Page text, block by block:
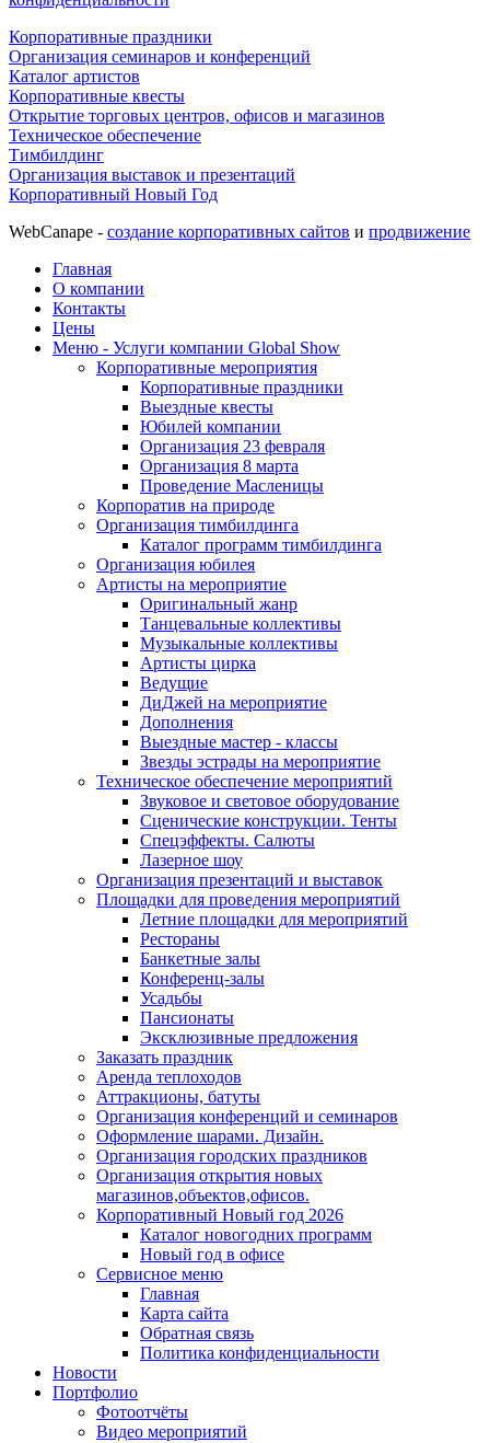
Корпоративные праздники
Организация семинаров и конференций
Каталог артистов
Корпоративные квесты
Открытие торговых центров, офисов и магазинов
Техническое обеспечение
Тимбилдинг
Организация выставок и презентаций
Корпоративный Новый Год
WebCanape - создание корпоративных сайтов и продвижение
Главная
О компании
Контакты
Цены
Меню - Услуги компании Global Show
Корпоративные мероприятия
Корпоративные праздники
Выездные квесты
Юбилей компании
Организация 23 февраля
Организация 8 марта
Проведение Масленицы
Корпоратив на природе
Организация тимбилдинга
Каталог программ тимбилдинга
Организация юбилея
Артисты на мероприятие
Оригинальный жанр
Танцевальные коллективы
Музыкальные коллективы
Артисты цирка
Ведущие
ДиДжей на мероприятие
Дополнения
Выездные мастер - классы
Звезды эстрады на мероприятие
Техническое обеспечение мероприятий
Звуковое и световое оборудование
Сценические конструкции. Тенты
Спецэффекты. Салюты
Лазерное шоу
Организация презентаций и выставок
Площадки для проведения мероприятий
Летние площадки для мероприятий
Рестораны
Банкетные залы
Конференц-залы
Усадьбы
Пансионаты
Эксклюзивные предложения
Заказать праздник
Аренда теплоходов
Аттракционы, батуты
Организация конференций и семинаров
Оформление шарами. Дизайн.
Организация городских праздников
Организация открытия новых
магазинов,объектов,офисов.
Корпоративный Новый год 2026
Каталог новогодних программ
Новый год в офисе
Сервисное меню
Главная
Карта сайта
Обратная связь
Политика конфиденциальности
Новости
Портфолио
Фотоотчёты
Видео мероприятий